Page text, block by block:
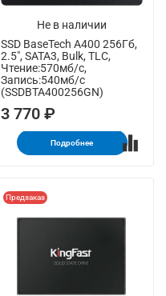
Не в наличии
SSD BaseTech A400 256Гб,
2.5", SATA3, Bulk, TLC,
Чтение:570мб/с,
Запись:540мб/с
(SSDBTA400256GN)
3 770 ₽
Подробнее
Предзаказ